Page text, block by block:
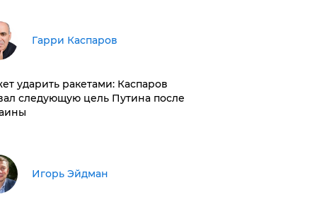
Гарри Каспаров
ударить ракетами: Каспаров
следующую цель Путина после
Игорь Эйдман